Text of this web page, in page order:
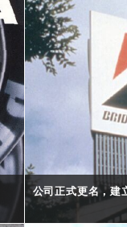
公司正式更名，建